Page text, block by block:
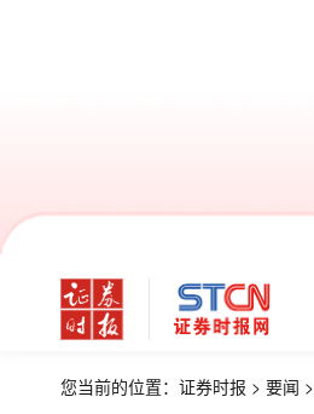
您当前的位置： 证券时报 > 要闻 >